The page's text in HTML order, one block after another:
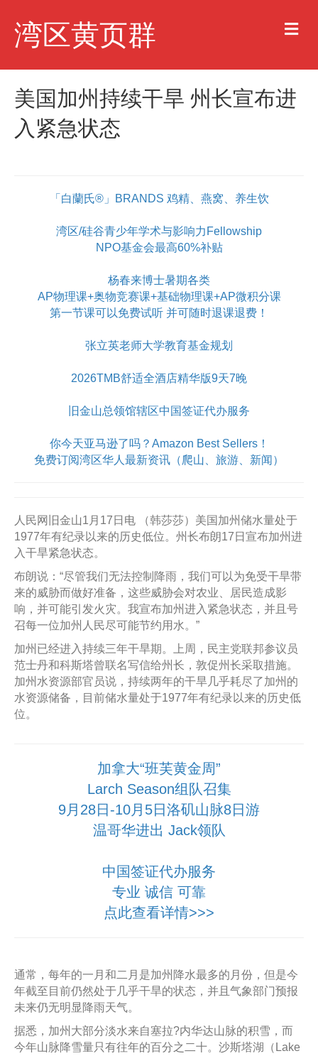
湾区黄页群 M
e
u
美国加州持续干旱 州长宣布进
入紧急状态
「白蘭氏®」BRANDS 鸡精、燕窝、养生饮
湾区/硅谷青少年学术与影响力Fellowship
NPO基金会最高60%补贴
杨春来博士暑期各类
AP物理课+奥物竞赛课+基础物理课+AP微积分课
第一节课可以免费试听 并可随时退课退费！
张立英老师大学教育基金规划
2026TMB舒适全酒店精华版9天7晚
旧金山总领馆辖区中国签证代办服务
你今天亚马逊了吗？Amazon Best Sellers！
免费订阅湾区华人最新资讯（爬山、旅游、新闻）
人民网旧金山1月17日电 （韩莎莎）美国加州储水量处于
1977年有纪录以来的历史低位。州长布朗17日宣布加州进
入干旱紧急状态。
布朗说：“尽管我们无法控制降雨，我们可以为免受干旱带
来的威胁而做好准备，这些威胁会对农业、居民造成影
响，并可能引发火灾。我宣布加州进入紧急状态，并且号
召每一位加州人民尽可能节约用水。”
加州已经进入持续三年干旱期。上周，民主党联邦参议员
范士丹和科斯塔曾联名写信给州长，敦促州长采取措施。
加州水资源部官员说，持续两年的干旱几乎耗尽了加州的
水资源储备，目前储水量处于1977年有纪录以来的历史低
位。
加拿大“班芙黄金周”
Larch Season组队召集
9月28日-10月5日洛矶山脉8日游
温哥华进出 Jack领队
中国签证代办服务
专业 诚信 可靠
点此查看详情>>>
通常，每年的一月和二月是加州降水最多的月份，但是今
年截至目前仍然处于几乎干旱的状态，并且气象部门预报
未来仍无明显降雨天气。
据悉，加州大部分淡水来自塞拉?内华达山脉的积雪，而
今年山脉降雪量只有往年的百分之二十。沙斯塔湖（Lake